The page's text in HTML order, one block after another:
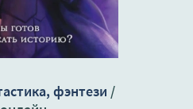
фэнтези /